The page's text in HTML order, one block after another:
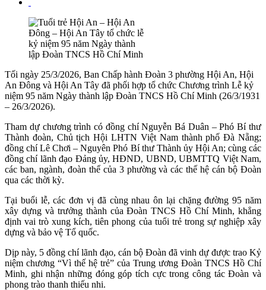
Tối ngày 25/3/2026, Ban Chấp hành Đoàn 3 phường Hội An, Hội
An Đông và Hội An Tây đã phối hợp tổ chức Chương trình Lễ kỷ
niệm 95 năm Ngày thành lập Đoàn TNCS Hồ Chí Minh (26/3/1931
– 26/3/2026).
Tham dự chương trình có đồng chí Nguyễn Bá Duân – Phó Bí thư
Thành đoàn, Chủ tịch Hội LHTN Việt Nam thành phố Đà Nẵng;
đồng chí Lê Chơi – Nguyên Phó Bí thư Thành ủy Hội An; cùng các
đồng chí lãnh đạo Đảng ủy, HĐND, UBND, UBMTTQ Việt Nam,
các ban, ngành, đoàn thể của 3 phường và các thế hệ cán bộ Đoàn
qua các thời kỳ.
Tại buổi lễ, các đơn vị đã cùng nhau ôn lại chặng đường 95 năm
xây dựng và trưởng thành của Đoàn TNCS Hồ Chí Minh, khẳng
định vai trò xung kích, tiên phong của tuổi trẻ trong sự nghiệp xây
dựng và bảo vệ Tổ quốc.
Dịp này, 5 đồng chí lãnh đạo, cán bộ Đoàn đã vinh dự được trao Kỷ
niệm chương “Vì thế hệ trẻ” của Trung ương Đoàn TNCS Hồ Chí
Minh, ghi nhận những đóng góp tích cực trong công tác Đoàn và
phong trào thanh thiếu nhi.